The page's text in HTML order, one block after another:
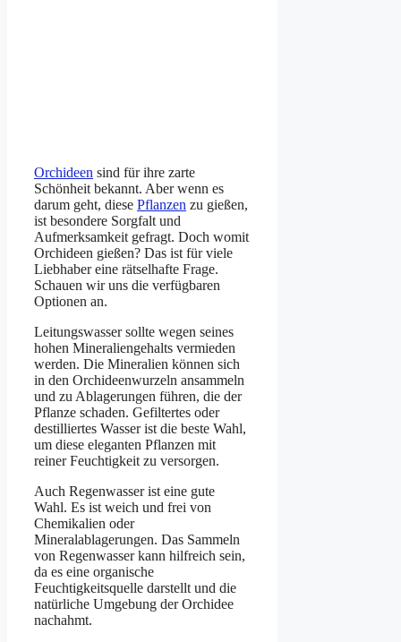
Orchideen sind für ihre zarte
Schönheit bekannt. Aber wenn es
darum geht, diese Pflanzen zu gießen,
ist besondere Sorgfalt und
Aufmerksamkeit gefragt. Doch womit
Orchideen gießen? Das ist für viele
Liebhaber eine rätselhafte Frage.
Schauen wir uns die verfügbaren
Optionen an.
Leitungswasser sollte wegen seines
hohen Mineraliengehalts vermieden
werden. Die Mineralien können sich
in den Orchideenwurzeln ansammeln
und zu Ablagerungen führen, die der
Pflanze schaden. Gefiltertes oder
destilliertes Wasser ist die beste Wahl,
um diese eleganten Pflanzen mit
reiner Feuchtigkeit zu versorgen.
Auch Regenwasser ist eine gute
Wahl. Es ist weich und frei von
Chemikalien oder
Mineralablagerungen. Das Sammeln
von Regenwasser kann hilfreich sein,
da es eine organische
Feuchtigkeitsquelle darstellt und die
natürliche Umgebung der Orchidee
nachahmt.